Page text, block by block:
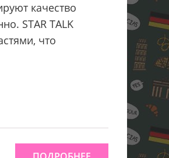
качество
STAR TALK
что